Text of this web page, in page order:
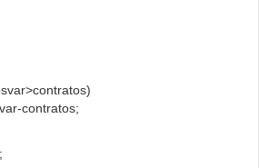
contratos;